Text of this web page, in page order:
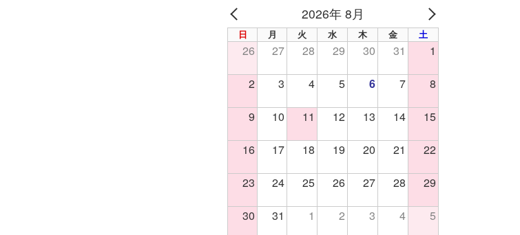
PREV
2026年 8月
NEXT
日 月 火 水 木 金 土
26 27 28 29 30 31 1
2 3 4 5 6 7 8
9 10 11 12 13 14 15
16 17 18 19 20 21 22
23 24 25 26 27 28 29
30 31 1 2 3 4 5